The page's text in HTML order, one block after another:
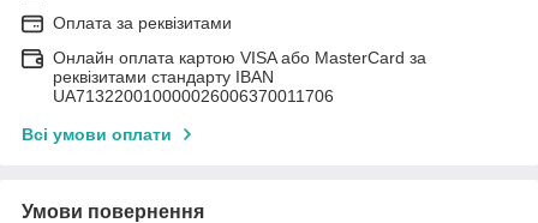
Оплата за реквізитами
Онлайн оплата картою VISA або MasterCard за
реквізитами стандарту IBAN
UA713220010000026006370011706
Всі умови оплати
Умови повернення